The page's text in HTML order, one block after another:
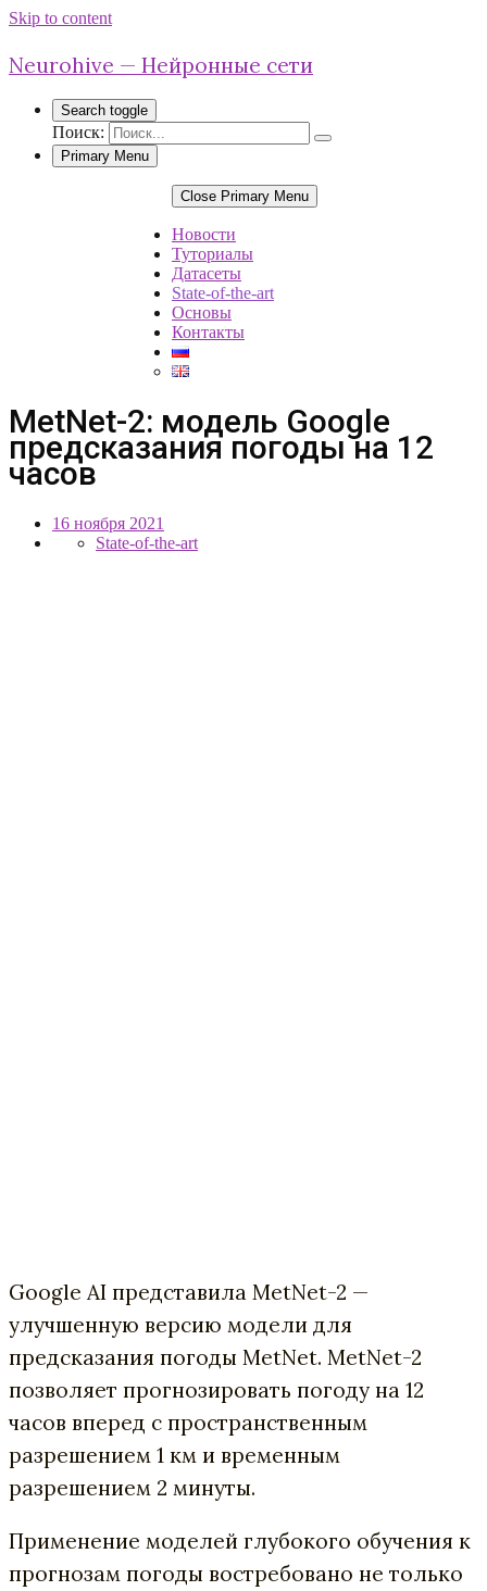
Skip to content
Neurohive — Нейронные сети
Search toggle
Поиск:
Primary Menu
Close Primary Menu
Новости
Туториалы
Датасеты
State-of-the-art
Основы
Контакты
MetNet-2: модель Google
предсказания погоды на 12
часов
16 ноября 2021
State-of-the-art
Google AI представила MetNet-2 —
улучшенную версию модели для
предсказания погоды MetNet. MetNet-2
позволяет прогнозировать погоду на 12
часов вперед с пространственным
разрешением 1 км и временным
разрешением 2 минуты.
Применение моделей глубокого обучения к
прогнозам погоды востребовано не только